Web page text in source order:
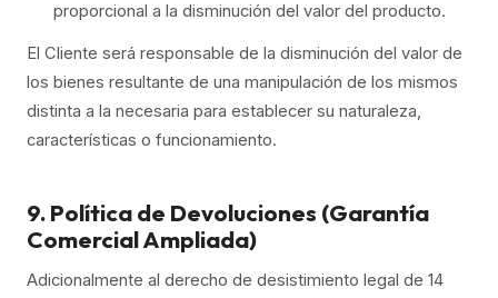
proporcional a la disminución del valor del producto.
El Cliente será responsable de la disminución del valor de
los bienes resultante de una manipulación de los mismos
distinta a la necesaria para establecer su naturaleza,
características o funcionamiento.
9. Política de Devoluciones (Garantía
Comercial Ampliada)
Adicionalmente al derecho de desistimiento legal de 14